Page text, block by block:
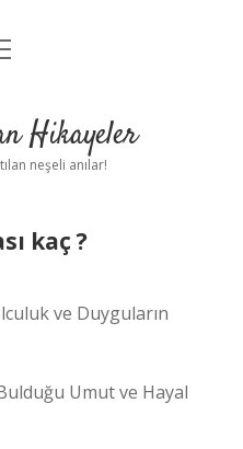
Hikayeler
neşeli anılar!
kaç ?
ve Duyguların
Umut ve Hayal